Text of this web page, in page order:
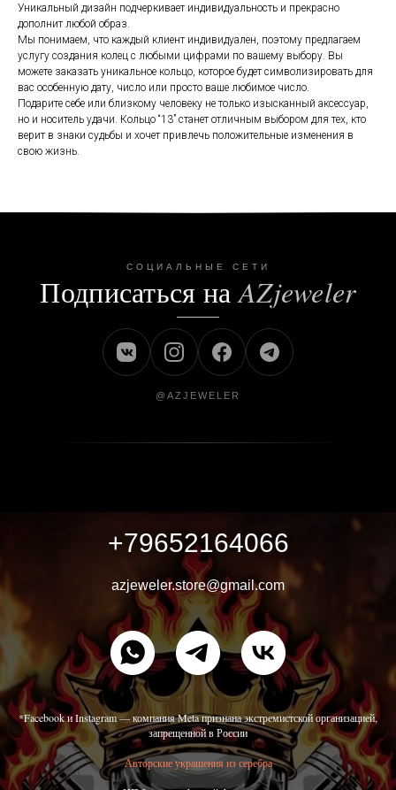
Уникальный дизайн подчеркивает индивидуальность и прекрасно
дополнит любой образ.
Мы понимаем, что каждый клиент индивидуален, поэтому предлагаем
услугу создания колец с любыми цифрами по вашему выбору. Вы
можете заказать уникальное кольцо, которое будет символизировать для
вас особенную дату, число или просто ваше любимое число.
Подарите себе или близкому человеку не только изысканный аксессуар,
но и носитель удачи. Кольцо “13” станет отличным выбором для тех, кто
верит в знаки судьбы и хочет привлечь положительные изменения в
свою жизнь.
СОЦИАЛЬНЫЕ СЕТИ
Подписаться наAZjeweler
@AZJEWELER
+79652164066
azjeweler.store@gmail.com
*Facebook и Instagram — компания Meta признана экстремистской организацией,
запрещенной в России
Авторские украшения из серебра